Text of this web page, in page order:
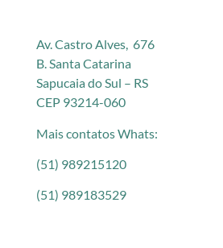
Av. Castro Alves, 676
B. Santa Catarina
Sapucaia do Sul – RS
CEP 93214-060
Mais contatos Whats:
(51) 989215120
(51) 989183529